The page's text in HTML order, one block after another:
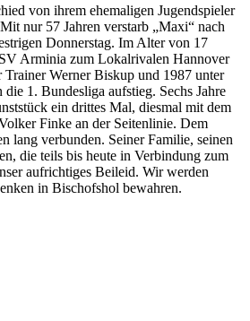
von ihrem ehemaligen Jugendspieler
nur 57 Jahren verstarb „Maxi“ nach
Donnerstag. Im Alter von 17
Arminia zum Lokalrivalen Hannover
Trainer Werner Biskup und 1987 unter
1. Bundesliga aufstieg. Sechs Jahre
ein drittes Mal, diesmal mit dem
Finke an der Seitenlinie. Dem
lang verbunden. Seiner Familie, seinen
die teils bis heute in Verbindung zum
aufrichtiges Beileid. Wir werden
in Bischofshol bewahren.